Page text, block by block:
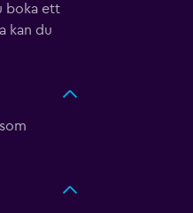
boka ett
kan du